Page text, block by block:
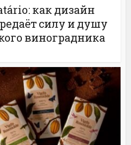
как дизайн
силу и душу
виноградника